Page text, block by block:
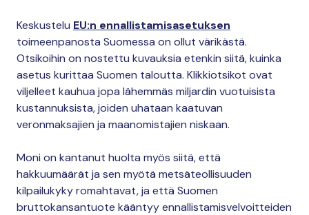
Keskustelu EU:n ennallistamisasetuksen
toimeenpanosta Suomessa on ollut värikästä.
Otsikoihin on nostettu kuvauksia etenkin siitä, kuinka
asetus kurittaa Suomen taloutta. Klikkiotsikot ovat
viljelleet kauhua jopa lähemmäs miljardin vuotuisista
kustannuksista, joiden uhataan kaatuvan
veronmaksajien ja maanomistajien niskaan.
Moni on kantanut huolta myös siitä, että
hakkuumäärät ja sen myötä metsäteollisuuden
kilpailukyky romahtavat, ja että Suomen
bruttokansantuote kääntyy ennallistamisvelvoitteiden